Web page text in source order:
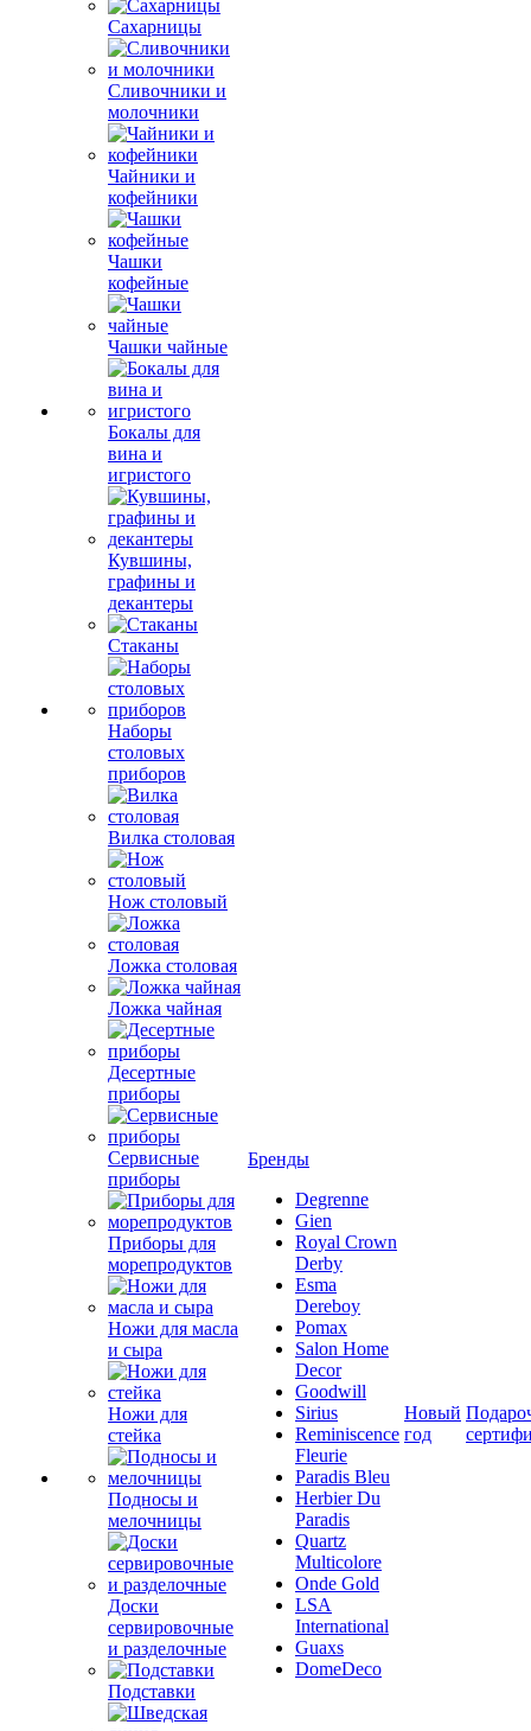
Сахарницы
Сливочники и
молочники
Чайники и
кофейники
Чашки
кофейные
Чашки чайные
Бокалы для
вина и
игристого
Кувшины,
графины и
декантеры
Стаканы
Наборы
столовых
приборов
Вилка столовая
Нож столовый
Ложка столовая
Ложка чайная
Десертные
приборы
Сервисные
приборы
Приборы для
морепродуктов
Ножи для масла
и сыра
Ножи для
стейка
Подносы и
мелочницы
Доски
сервировочные
и разделочные
Подставки
Бренды
Degrenne
Gien
Royal Crown
Derby
Esma
Dereboy
Pomax
Salon Home
Decor
Goodwill
Sirius
Reminiscence
Fleurie
Paradis Bleu
Herbier Du
Paradis
Quartz
Multicolore
Onde Gold
LSA
International
Guaxs
DomeDeco
Новый
год